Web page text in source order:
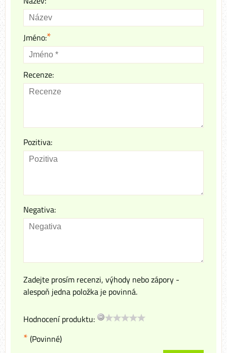
Jméno:*
Recenze:
Pozitiva:
Negativa:
Zadejte prosím recenzi, výhody nebo zápory -
alespoň jedna položka je povinná.
Hodnocení produktu:
* (Povinné)